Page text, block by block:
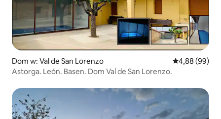
Dom w: Val de San Lorenzo Średnia
4,88 (99)
Astorga. León. Basen. Dom Val de San Lorenzo.